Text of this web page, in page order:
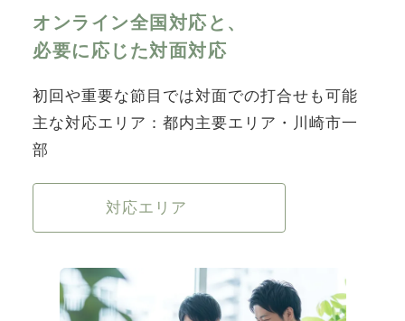
オンライン全国対応と、
必要に応じた対面対応
初回や重要な節目では対面での打合せも可能
主な対応エリア：都内主要エリア・川崎市一
部
対応エリア